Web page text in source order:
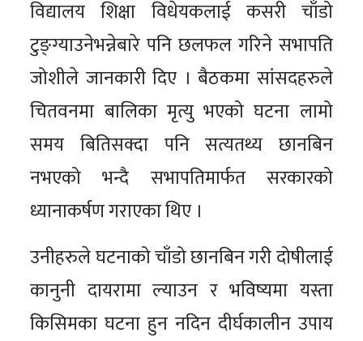
विद्यालय शिक्षा विधेयकलाई कसरी चाँडो
टुङ्ग्याउनेभन्नेबारे पनि छलफल गरिने सभापति
जोशीले जानकारी दिए । बैठकमा सांसदहरुले
चितवनमा बालिका मृत्यु भएको घटना लामो
समय बितिसक्दा पनि सत्यतथ्य छानबिन
नभएको भन्दै सभापतिमार्फत सरकारको
ध्यानाकर्षण गराएका थिए ।
उनीहरुले घटनाको चाँडो छानबिन गरी दोषीलाई
कानुनी दायरामा ल्याउन र भविष्यमा यस्ता
किसिमका घटना हुन नदिन दीर्घकालीन उपाय